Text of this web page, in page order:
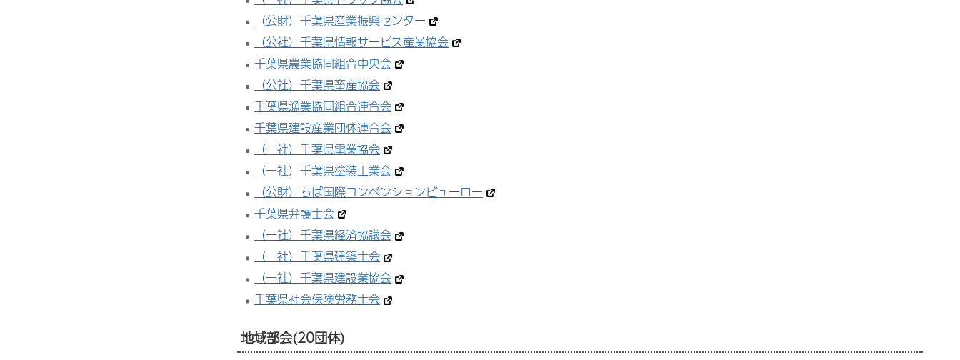
（公財）千葉県産業振興センター
（公社）千葉県情報サービス産業協会
千葉県農業協同組合中央会
（公社）千葉県畜産協会
千葉県漁業協同組合連合会
千葉県建設産業団体連合会
（一社）千葉県電業協会
（一社）千葉県塗装工業会
（公財）ちば国際コンベンションビューロー
千葉県弁護士会
（一社）千葉県経済協議会
（一社）千葉県建築士会
（一社）千葉県建設業協会
千葉県社会保険労務士会
地域部会(20団体)